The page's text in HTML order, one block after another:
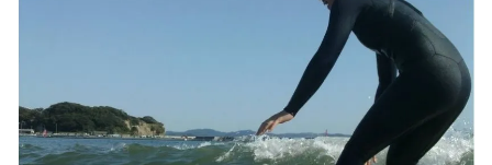
提供元：株式会社西武・プリンスホテルズワールドワイド
この記事は箱根 芦ノ湖畔蛸川温泉 龍宮殿のPR記事です。